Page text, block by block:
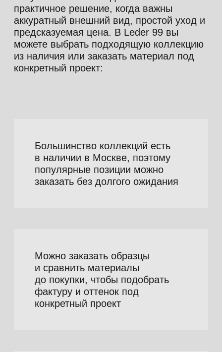
Специалисты помогают
подобрать кожзам под бюджет
и формат эксплуатации, чтобы
материал подошел под
реальную нагрузку
от производителя
Стоимость зависит от коллекции, типа
покрытия, плотности основы и характера
поверхности. Если вы выбираете кожзам
Виды
искусственной